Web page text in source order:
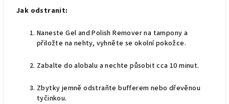
Jak odstranit:
Naneste Gel and Polish Remover na tampony a
přiložte na nehty, vyhněte se okolní pokožce.
Zabalte do alobalu a nechte působit cca 10 minut.
Zbytky jemně odstraňte bufferem nebo dřevěnou
tyčinkou.